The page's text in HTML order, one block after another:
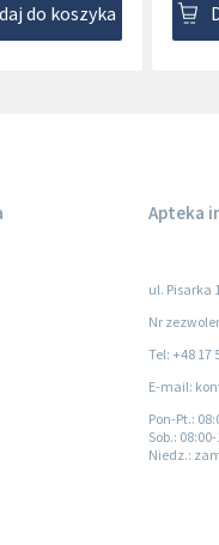
do koszyka
Apteka
ul. Pisarka
Nr
Tel: +48 17
E-mail:
Pon-Pt.:
Sob.:
Niedz.: